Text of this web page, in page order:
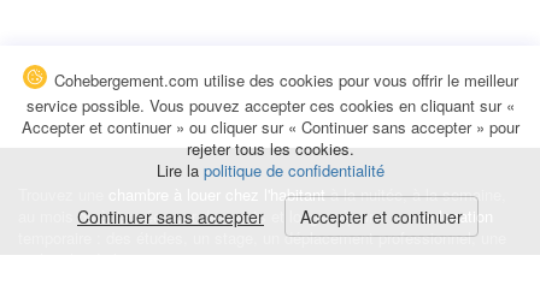
chambre à louer chez l'habitantà la nuitée, à la semaine,
au mois ou à l'année pour de courts et longs séjours, unecolocation
temporaire : des études, un stage, un déplacement professionnel, une
Cohebergement.com utilise des cookies pour vous offrir le meilleur
service possible. Vous pouvez accepter ces cookies en cliquant sur «
Accepter et continuer » ou cliquer sur « Continuer sans accepter » pour
rejeter tous les cookies.
Lire la politique de confidentialité
Continuer sans accepter Accepter et continuer